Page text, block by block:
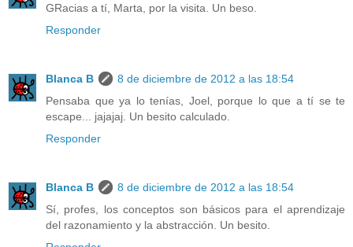
GRacias a tí, Marta, por la visita. Un beso.
Responder
Blanca B
8 de diciembre de 2012 a las 18:54
Pensaba que ya lo tenías, Joel, porque lo que a tí se te
escape... jajajaj. Un besito calculado.
Responder
Blanca B
8 de diciembre de 2012 a las 18:54
Sí, profes, los conceptos son básicos para el aprendizaje
del razonamiento y la abstracción. Un besito.